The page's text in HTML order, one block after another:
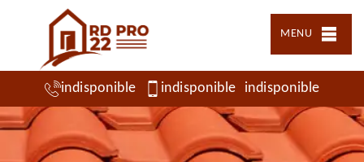
MENU
indisponible indisponible indisponible